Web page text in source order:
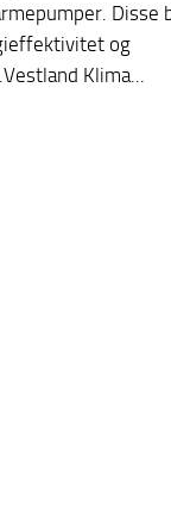
Disse
og
Klima...